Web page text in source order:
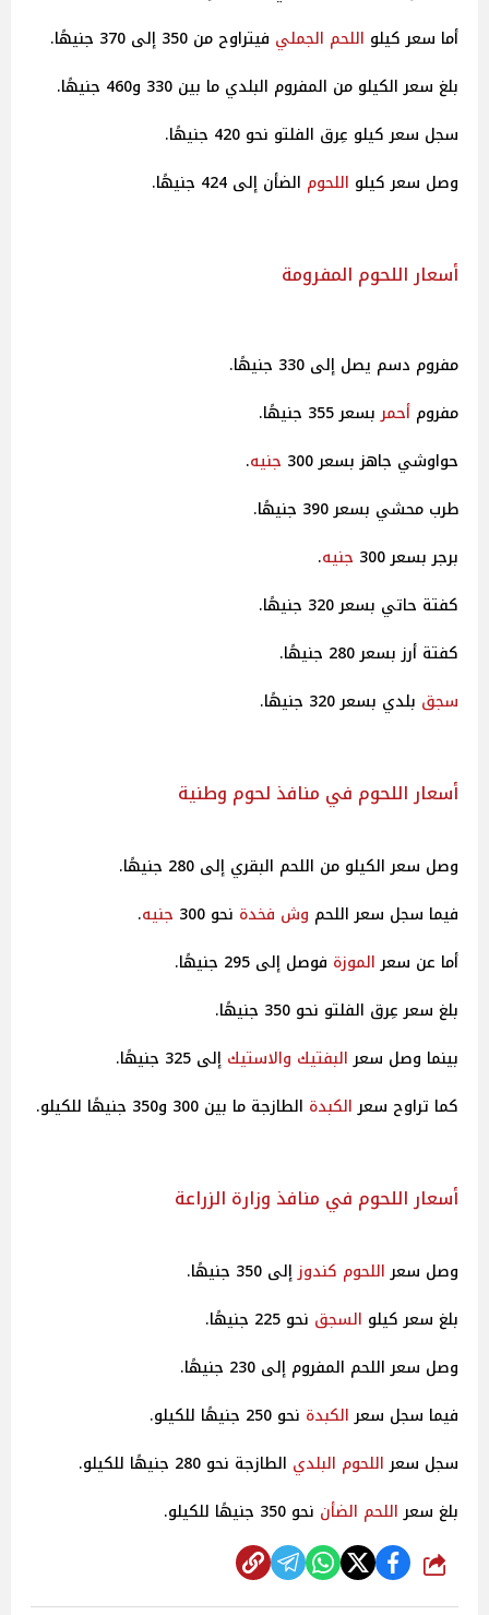
أما سعر كيلو اللحم الجملي فيتراوح من 350 إلى 370 جنيهًا.
بلغ سعر الكيلو من المفروم البلدي ما بين 330 و460 جنيهًا.
سجل سعر كيلو عِرق الفلتو نحو 420 جنيهًا.
وصل سعر كيلو اللحوم الضأن إلى 424 جنيهًا.
أسعار اللحوم المفرومة
مفروم دسم يصل إلى 330 جنيهًا.
مفروم أحمربسعر 355 جنيهًا.
حواوشي جاهز بسعر 300
جنيه.
طرب محشي بسعر 390 جنيهًا.
برجر بسعر 300
جنيه.
كفتة حاتي بسعر 320 جنيهًا.
كفتة أرز بسعر 280 جنيهًا.
سجق بلدي بسعر 320 جنيهًا.
أسعار اللحوم في منافذ لحوم وطنية
وصل سعر الكيلو من اللحم البقري إلى 280 جنيهًا.
فيما سجل سعر اللحم وش فخدة نحو 300 جنيه.
أما عن سعرالموزة فوصل إلى 295 جنيهًا.
بلغ سعر عِرق الفلتو نحو 350 جنيهًا.
بينما وصل سعرالبفتيك والاستيك إلى 325 جنيهًا.
كما تراوح سعرالكبدة الطازجة ما بين 300 و350 جنيهًا للكيلو.
أسعار اللحوم في منافذ وزارة الزراعة
وصل سعراللحوم كندوزإلى 350 جنيهًا.
بلغ سعر كيلو السجق نحو 225 جنيهًا.
وصل سعر اللحم المفروم إلى 230 جنيهًا.
فيما سجل سعرالكبدة نحو 250 جنيهًا للكيلو.
سجل سعراللحوم البلدي الطازجة نحو 280 جنيهًا للكيلو.
بلغ سعراللحم الضأن نحو 350 جنيهًا للكيلو.
شارك